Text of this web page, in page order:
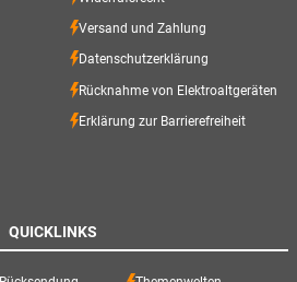
Versand und Zahlung
Datenschutzerklärung
Rücknahme von Elektroaltgeräten
Erklärung zur Barrierefreiheit
QUICKLINKS